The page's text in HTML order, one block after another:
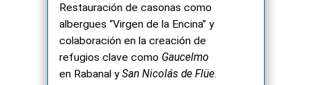
Restauración de casonas como
albergues “Virgen de la Encina” y
colaboración en la creación de
refugios clave como Gaucelmo
en Rabanal ySan Nicolás de Flüe.